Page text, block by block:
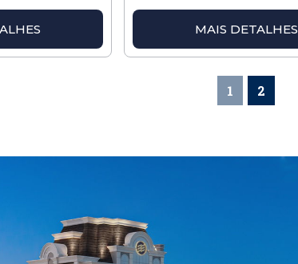
MAIS DETALHES
1 2